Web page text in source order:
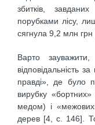
збитків,
порубками лісу,
сягнула 9,2 млн грн
Варто
відповідальність
правді», де було
вирубку
медом) і
дерев [4, с. 146].